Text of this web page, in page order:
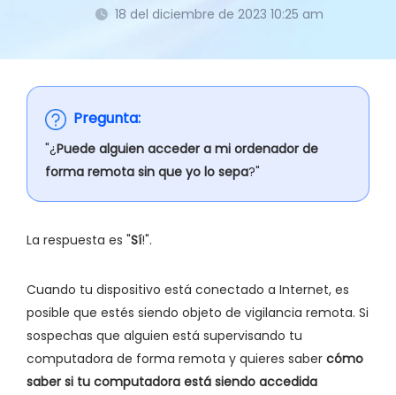
18 del diciembre de 2023 10:25 am
Pregunta:
"¿Puede alguien acceder a mi ordenador de
forma remota sin que yo lo sepa?"
La respuesta es "Sí!".
Cuando tu dispositivo está conectado a Internet, es
posible que estés siendo objeto de vigilancia remota. Si
sospechas que alguien está supervisando tu
computadora de forma remota y quieres saber cómo
saber si tu computadora está siendo accedida